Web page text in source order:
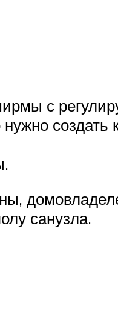
с
создать
санузла.